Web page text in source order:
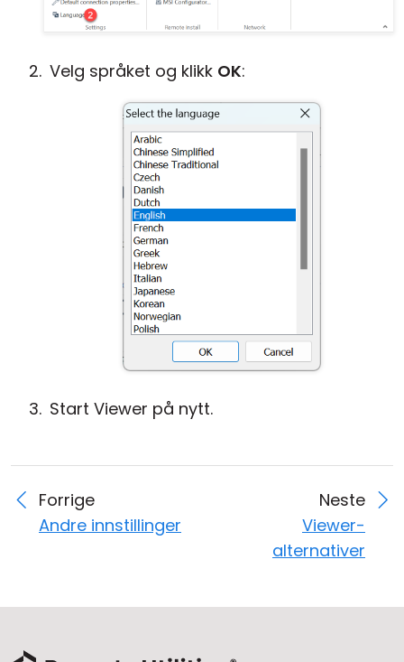
Velg språket og klikk OK:
Start Viewer på nytt.
Forrige
Andre innstillinger
Neste
Viewer-
alternativer
Sky- og lokal installasjon